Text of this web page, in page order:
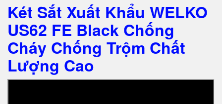
Két Sắt Xuất Khẩu WELKO
US62 FE Black Chống
Cháy Chống Trộm Chất
Lượng Cao